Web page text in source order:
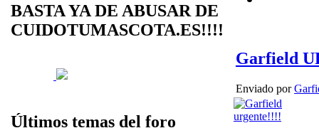
BASTA YA DE ABUSAR DE
CUIDOTUMASCOTA.ES!!!!
Últimos temas del foro
Garfield
Enviado por